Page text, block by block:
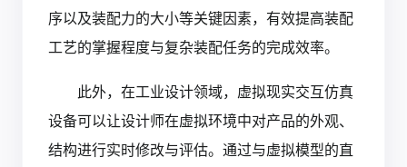
序以及装配力的大小等关键因素，有效提高装配
工艺的掌握程度与复杂装配任务的完成效率。
此外，在工业设计领域，虚拟现实交互仿真
设备可以让设计师在虚拟环境中对产品的外观、
结构进行实时修改与评估。通过与虚拟模型的直